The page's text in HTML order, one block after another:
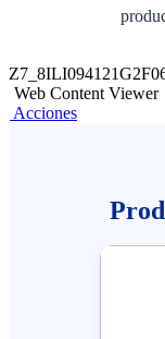
Web Content Viewer
Acciones